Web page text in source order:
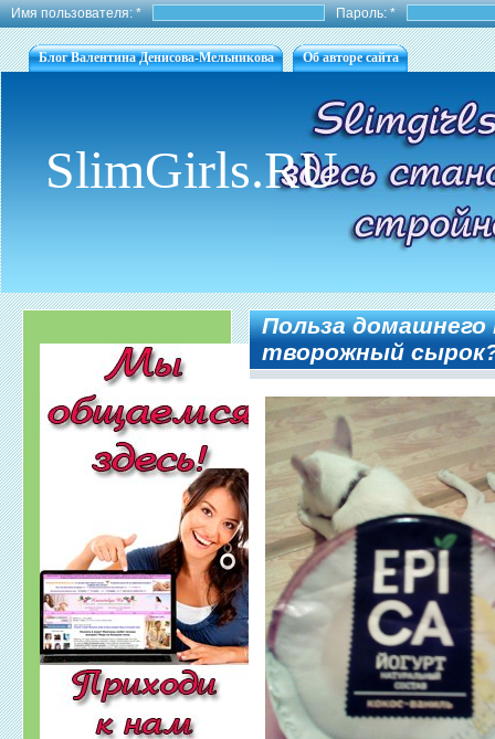
Имя пользователя:* Пароль:*
Блог Валентина Денисова-Мельникова Об авторе сайта
SlimGirls.RU
Польза
творожный